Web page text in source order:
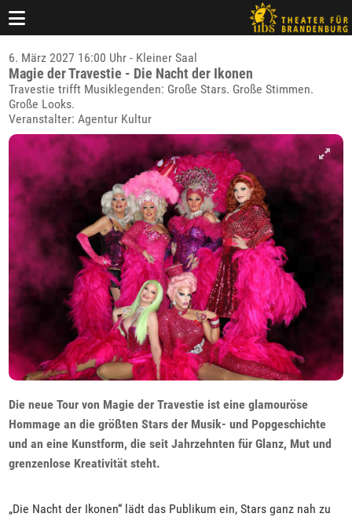
6. März 2027 16:00 Uhr - Kleiner Saal
Magie der Travestie - Die Nacht der Ikonen
Travestie trifft Musiklegenden: Große Stars. Große Stimmen.
Große Looks.
Veranstalter: Agentur Kultur
Die neue Tour von Magie der Travestie ist eine glamouröse
Hommage an die größten Stars der Musik- und Popgeschichte
und an eine Kunstform, die seit Jahrzehnten für Glanz, Mut und
grenzenlose Kreativität steht.
„Die Nacht der Ikonen“ lädt das Publikum ein, Stars ganz nah zu